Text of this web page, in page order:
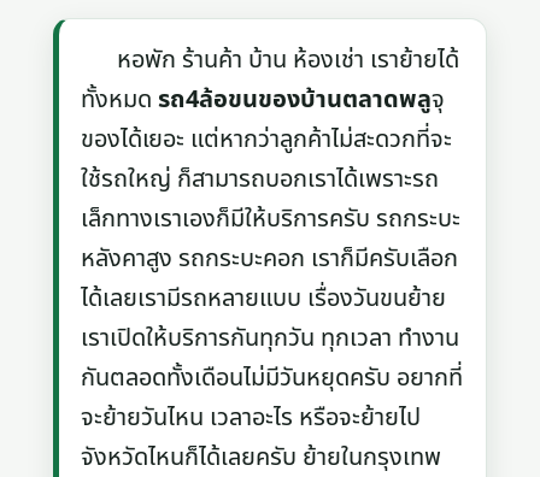
หอพัก ร้านค้า บ้าน ห้องเช่า เราย้ายได้
ทั้งหมดรถ4ล้อขนของบ้านตลาดพลูจุ
ของได้เยอะ แต่หากว่าลูกค้าไม่สะดวกที่จะ
ใช้รถใหญ่ ก็สามารถบอกเราได้เพราะรถ
เล็กทางเราเองก็มีให้บริการครับ รถกระบะ
หลังคาสูง รถกระบะคอก เราก็มีครับเลือก
ได้เลยเรามีรถหลายแบบ เรื่องวันขนย้าย
เราเปิดให้บริการกันทุกวัน ทุกเวลา ทำงาน
กันตลอดทั้งเดือนไม่มีวันหยุดครับ อยากที่
จะย้ายวันไหน เวลาอะไร หรือจะย้ายไป
จังหวัดไหนก็ได้เลยครับ ย้ายในกรุงเทพ